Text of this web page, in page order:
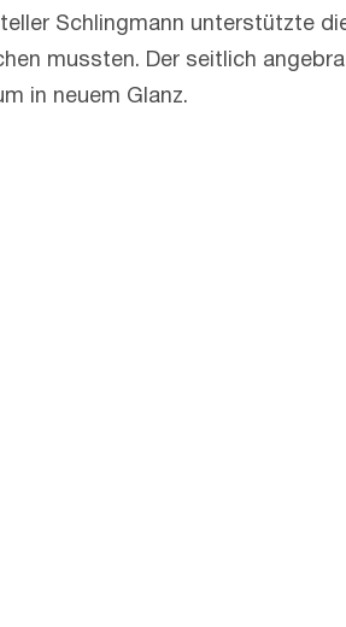
Schlingmann unterstützte
mussten. Der seitlich
in neuem Glanz.